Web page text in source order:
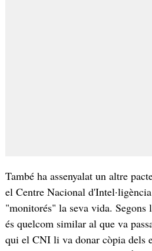
També ha assenyalat un altre
el Centre Nacional
"monitorés" la seva vida. Segons
és quelcom similar al que va
qui el CNI li va donar còpia dels